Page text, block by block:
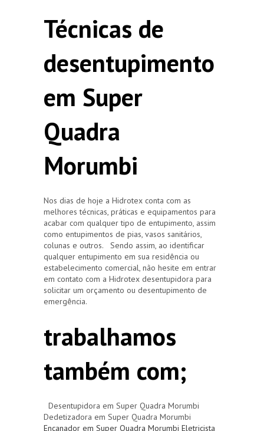
Técnicas de
desentupimento
em Super
Quadra
Morumbi
Nos dias de hoje a Hidrotex conta com as
melhores técnicas, práticas e equipamentos para
acabar com qualquer tipo de entupimento, assim
como entupimentos de pias, vasos sanitários,
colunas e outros. Sendo assim, ao identificar
qualquer entupimento em sua residência ou
estabelecimento comercial, não hesite em entrar
em contato com a Hidrotex desentupidora para
solicitar um orçamento ou desentupimento de
emergência.
trabalhamos
também com;
Desentupidora em Super Quadra Morumbi
Dedetizadora em Super Quadra Morumbi
Encanador em Super Quadra Morumbi Eletricista